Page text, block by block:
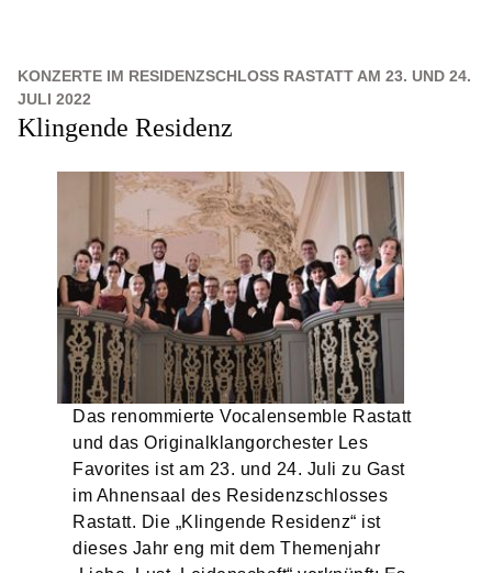
KONZERTE IM RESIDENZSCHLOSS RASTATT AM 23. UND 24.
JULI 2022
Klingende Residenz
Das renommierte Vocalensemble Rastatt
und das Originalklangorchester Les
Favorites ist am 23. und 24. Juli zu Gast
im Ahnensaal des Residenzschlosses
Rastatt. Die „Klingende Residenz“ ist
dieses Jahr eng mit dem Themenjahr